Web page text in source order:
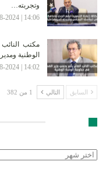
وتجربته…
14:06 | 7-08-2024
مكتب
الوطنية
14:02 | 7-08-2024
السابق التالي 1 من 382
الأرشيف